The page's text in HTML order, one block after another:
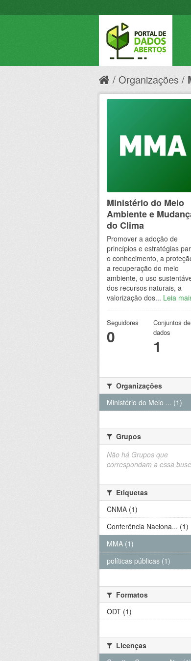
Organizações
Ministério do Meio
Ambiente e
do Clima
Promover a adoção de
princípios e estratégias
o conhecimento, a
a recuperação do meio
ambiente, o uso
dos recursos naturais, a
valorização dos... Leia
Seguidores
0
Conjuntos de
dados
1
Organizações
Ministério do Meio ... (1)
Grupos
Não há Grupos que
correspondam a essa
Etiquetas
CNMA (1)
Conferência Naciona... (1)
MMA (1)
políticas públicas (1)
Formatos
ODT (1)
Licenças